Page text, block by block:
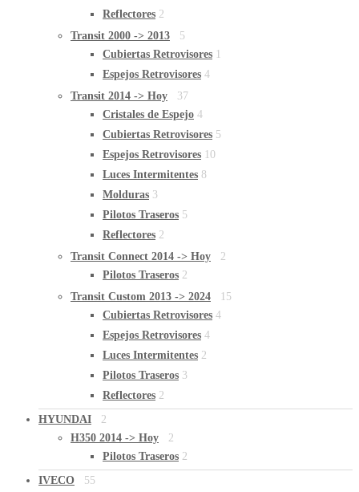
Reflectores 2
Transit 2000 -> 2013
5
Cubiertas Retrovisores 1
Espejos Retrovisores 4
Transit 2014 -> Hoy
37
Cristales de Espejo 4
Cubiertas Retrovisores 5
Espejos Retrovisores 10
Luces Intermitentes 8
Molduras 3
Pilotos Traseros 5
Reflectores 2
Transit Connect 2014 -> Hoy
2
Pilotos Traseros 2
Transit Custom 2013 -> 2024
15
Cubiertas Retrovisores 4
Espejos Retrovisores 4
Luces Intermitentes 2
Pilotos Traseros 3
Reflectores 2
HYUNDAI
2
H350 2014 -> Hoy
2
Pilotos Traseros 2
IVECO
55